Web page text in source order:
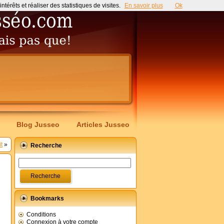
Blog Jusseo Articles Jusseo
» Recherche
Bookmarks
Conditions
Connexion à votre compte
et réaliser des statistiques de visites. En savoir plus Ok